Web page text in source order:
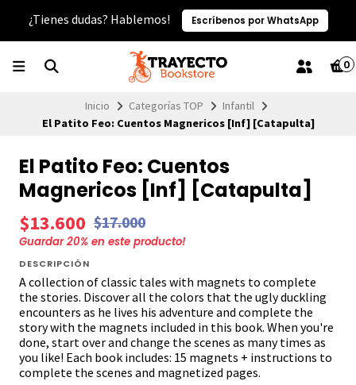
¿Tienes dudas? Hablemos! Escríbenos por WhatsApp
0
Inicio Categorías TOP
Infantil
El Patito Feo: Cuentos Magnericos [Inf] [Catapulta]
El Patito Feo: Cuentos
Magnericos [Inf] [Catapulta]
$13.600 $17.000
Guardar20% en este producto!
DESCRIPCIÓN
A collection of classic tales with magnets to complete
the stories. Discover all the colors that the ugly duckling
encounters as he lives his adventure and complete the
story with the magnets included in this book. When you're
done, start over and change the scenes as many times as
you like! Each book includes: 15 magnets + instructions to
complete the scenes and magnetized pages.